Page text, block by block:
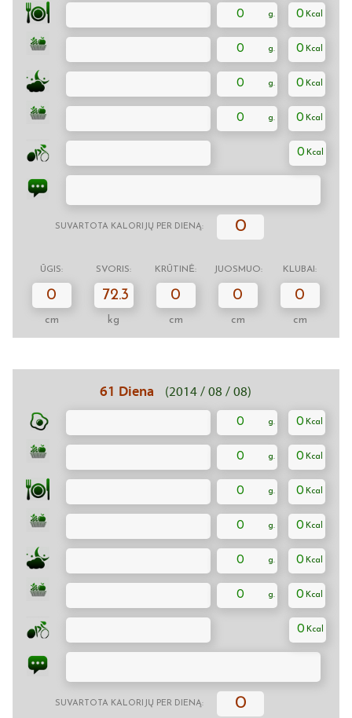
0 0
0 0
0 0
0 0
0
SUVARTOTA KALORIJŲ PER DIENĄ: 0
ŪGIS: SVORIS: KRŪTINĖ: JUOSMUO: KLUBAI:
0
cm
72.3
kg
0
cm
0
cm
0
cm
61 Diena (2014 / 08 / 08)
0 0
0 0
0 0
0 0
0 0
0 0
0
SUVARTOTA KALORIJŲ PER DIENĄ: 0